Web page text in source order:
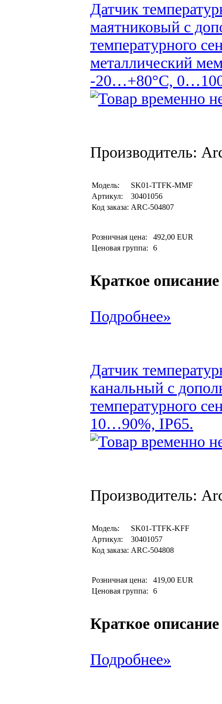
Датчик
маятниковый с
температурного
металлический
-20…+80°C,
Производитель:
Модель:
SK01-TTFK-MMF
Артикул:
30401056
Код заказа: ARC-504807
Розничная цена:
492,00 EUR
Ценовая группа:
6
Краткое описание
Подробнее»
Датчик
канальный с
температурного
10…90%, IP65.
Производитель:
Модель:
SK01-TTFK-KFF
Артикул:
30401057
Код заказа: ARC-504808
Розничная цена:
419,00 EUR
Ценовая группа:
6
Краткое описание
Подробнее»